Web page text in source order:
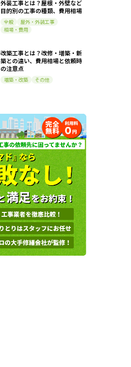
外装工事とは？屋根・外壁など
目的別の工事の種類、費用相場
全般
屋外・外装工事
相場・費用
改築工事とは？改修・増築・新
築との違い、費用相場と依頼時
の注意点
増築・改築 その他